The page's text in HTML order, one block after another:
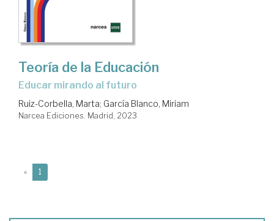
Teoría de la Educación
educar mirando al futuro
Ruiz-Corbella, Marta; García Blanco, Miriam
Narcea Ediciones. Madrid, 2023
« 1